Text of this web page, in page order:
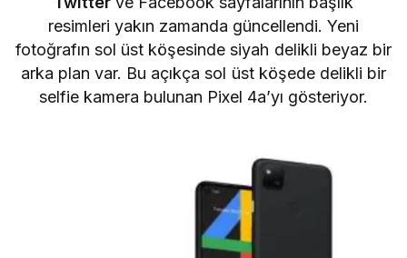
resimleri yakın zamanda güncellendi. Yeni
fotoğrafın sol üst köşesinde siyah delikli beyaz bir
arka plan var. Bu açıkça sol üst köşede delikli bir
selfie kamera bulunan Pixel 4a’yı gösteriyor.